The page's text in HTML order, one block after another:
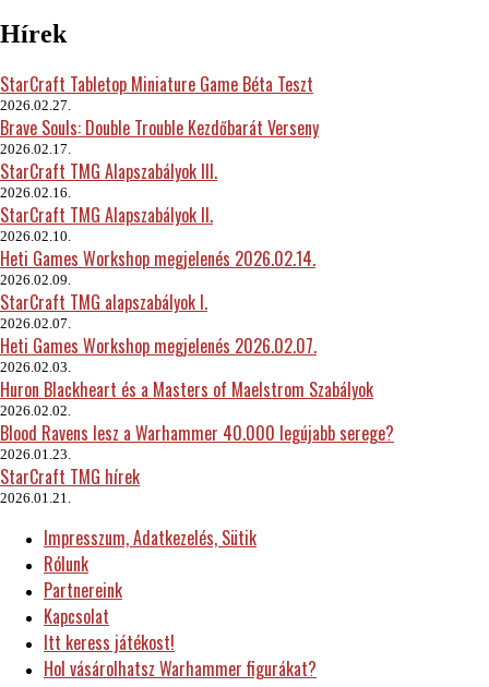
Hírek
StarCraft Tabletop Miniature Game Béta Teszt
2026.02.27.
Brave Souls: Double Trouble Kezdőbarát Verseny
2026.02.17.
StarCraft TMG Alapszabályok III.
2026.02.16.
StarCraft TMG Alapszabályok II.
2026.02.10.
Heti Games Workshop megjelenés 2026.02.14.
2026.02.09.
StarCraft TMG alapszabályok I.
2026.02.07.
Heti Games Workshop megjelenés 2026.02.07.
2026.02.03.
Huron Blackheart és a Masters of Maelstrom Szabályok
2026.02.02.
Blood Ravens lesz a Warhammer 40.000 legújabb serege?
2026.01.23.
StarCraft TMG hírek
2026.01.21.
Impresszum, Adatkezelés, Sütik
Rólunk
Partnereink
Kapcsolat
Itt keress játékost!
Hol vásárolhatsz Warhammer figurákat?